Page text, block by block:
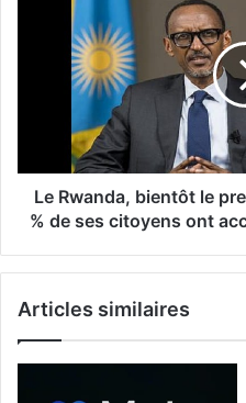
Le Rwanda, bientôt le
% de ses citoyens ont
Articles similaires